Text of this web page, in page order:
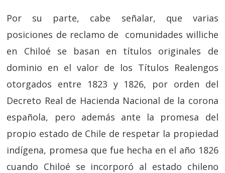
Por su parte, cabe señalar, que varias
posiciones de reclamo de comunidades williche
en Chiloé se basan en títulos originales de
dominio en el valor de los Títulos Realengos
otorgados entre 1823 y 1826, por orden del
Decreto Real de Hacienda Nacional de la corona
española, pero además ante la promesa del
propio estado de Chile de respetar la propiedad
indígena, promesa que fue hecha en el año 1826
cuando Chiloé se incorporó al estado chileno